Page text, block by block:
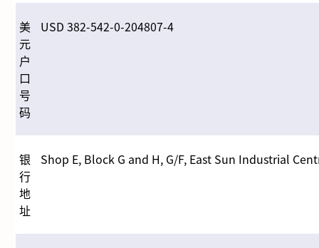
美
元
户
口
号
码
USD 382-542-0-204807-4
银
行
地
址
Shop E, Block G and H, G/F, East Sun Industrial